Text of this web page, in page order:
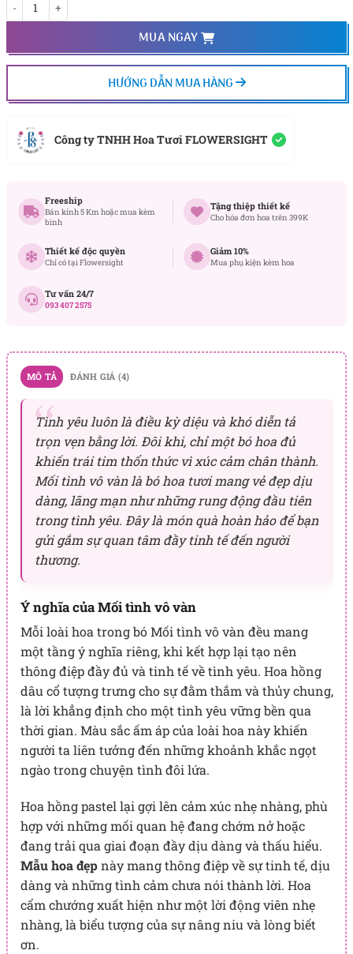
MUA NGAY
HƯỚNG DẪN MUA HÀNG
Công ty TNHH Hoa Tươi FLOWERSIGHT
Freeship
Bán kính 5 Km hoặc mua kèm
bình
Tặng thiệp thiết kế
Cho hóa đơn hoa trên 399K
Thiết kế độc quyền
Chỉ có tại Flowersight
Giảm 10%
Mua phụ kiện kèm hoa
Tư vấn 24/7
093 407 2575
MÔ TẢ ĐÁNH GIÁ (4)
Tình yêu luôn là điều kỳ diệu và khó diễn tả
trọn vẹn bằng lời. Đôi khi, chỉ một bó hoa đủ
khiến trái tim thổn thức vì xúc cảm chân thành.
Mối tình vô vàn là bó hoa tươi mang vẻ đẹp dịu
dàng, lãng mạn như những rung động đầu tiên
trong tình yêu. Đây là món quà hoàn hảo để bạn
gửi gắm sự quan tâm đầy tinh tế đến người
thương.
Ý nghĩa của Mối tình vô vàn
Mỗi loài hoa trong bó Mối tình vô vàn đều mang
một tầng ý nghĩa riêng, khi kết hợp lại tạo nên
thông điệp đầy đủ và tinh tế về tình yêu. Hoa hồng
dâu cổ tượng trưng cho sự đằm thắm và thủy chung,
là lời khẳng định cho một tình yêu vững bền qua
thời gian. Màu sắc ấm áp của loài hoa này khiến
người ta liên tưởng đến những khoảnh khắc ngọt
ngào trong chuyện tình đôi lứa.
Hoa hồng pastel lại gợi lên cảm xúc nhẹ nhàng, phù
hợp với những mối quan hệ đang chớm nở hoặc
đang trải qua giai đoạn đầy dịu dàng và thấu hiểu.
Mẫu hoa đẹpnày mang thông điệp về sự tinh tế, dịu
dàng và những tình cảm chưa nói thành lời. Hoa
cẩm chướng xuất hiện như một lời động viên nhẹ
nhàng, là biểu tượng của sự nâng niu và lòng biết
ơn.